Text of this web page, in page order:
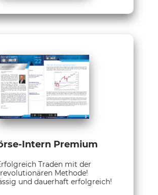
Intern Premium
Traden mit der
revolutionären Methode!
und dauerhaft erfolgreich!